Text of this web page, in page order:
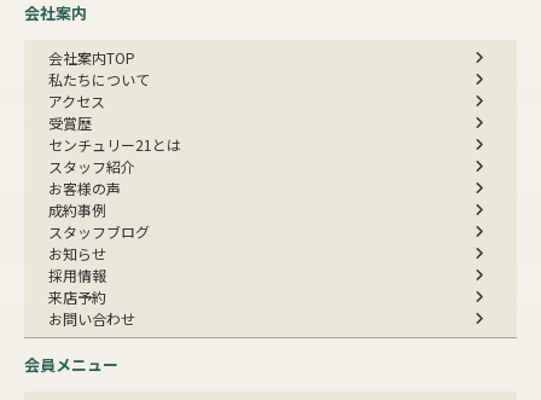
会社案内
会社案内TOP
私たちについて
アクセス
受賞歴
センチュリー21とは
スタッフ紹介
お客様の声
成約事例
スタッフブログ
お知らせ
採用情報
来店予約
お問い合わせ
会員メニュー